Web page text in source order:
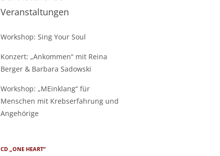
Veranstaltungen
Workshop: Sing Your Soul
Konzert: „Ankommen“ mit Reina
Berger & Barbara Sadowski
Workshop: „MEinklang“ für
Menschen mit Krebserfahrung und
Angehörige
CD „ONE HEART“